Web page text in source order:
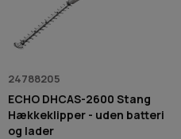
24788205
ECHO DHCAS-2600 Stang
Hækkeklipper - uden batteri
og lader